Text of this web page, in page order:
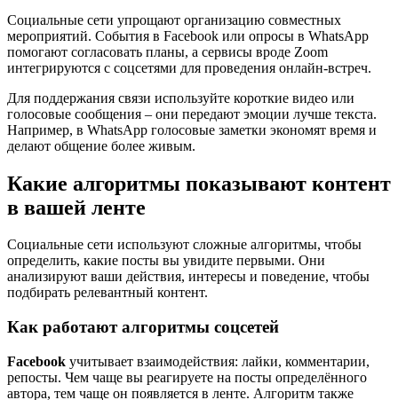
Социальные сети упрощают организацию совместных
мероприятий. События в Facebook или опросы в WhatsApp
помогают согласовать планы, а сервисы вроде Zoom
интегрируются с соцсетями для проведения онлайн-встреч.
Для поддержания связи используйте короткие видео или
голосовые сообщения – они передают эмоции лучше текста.
Например, в WhatsApp голосовые заметки экономят время и
делают общение более живым.
Какие алгоритмы показывают контент
в вашей ленте
Социальные сети используют сложные алгоритмы, чтобы
определить, какие посты вы увидите первыми. Они
анализируют ваши действия, интересы и поведение, чтобы
подбирать релевантный контент.
Как работают алгоритмы соцсетей
Facebook учитывает взаимодействия: лайки, комментарии,
репосты. Чем чаще вы реагируете на посты определённого
автора, тем чаще он появляется в ленте. Алгоритм также